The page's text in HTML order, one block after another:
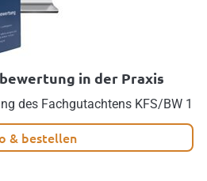
in der Praxis
des Fachgutachtens KFS/BW 1
& bestellen